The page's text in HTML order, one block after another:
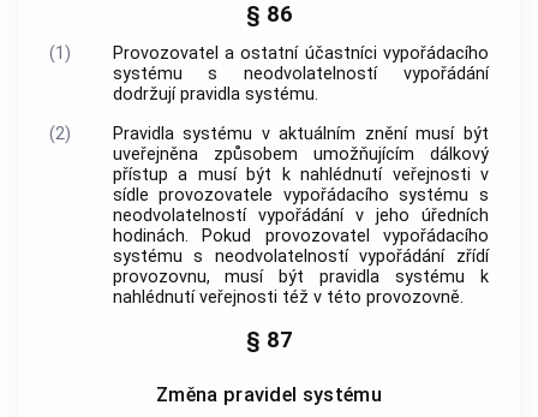
§ 86
(1)
Provozovatel a ostatní účastníci vypořádacího
systému s neodvolatelností vypořádání
dodržují pravidla systému.
(2)
Pravidla systému v aktuálním znění musí být
uveřejněna způsobem umožňujícím dálkový
přístup a musí být k nahlédnutí veřejnosti v
sídle provozovatele vypořádacího systému s
neodvolatelností vypořádání v jeho úředních
hodinách. Pokud provozovatel vypořádacího
systému s neodvolatelností vypořádání zřídí
provozovnu, musí být pravidla systému k
nahlédnutí veřejnosti též v této provozovně.
§ 87
Změna pravidel systému